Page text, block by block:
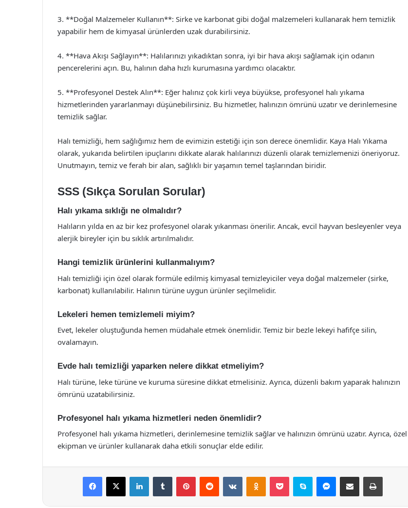
3. **Doğal Malzemeler Kullanın**: Sirke ve karbonat gibi doğal malzemeleri kullanarak hem temizlik
yapabilir hem de kimyasal ürünlerden uzak durabilirsiniz.
4. **Hava Akışı Sağlayın**: Halılarınızı yıkadıktan sonra, iyi bir hava akışı sağlamak için odanın
pencerelerini açın. Bu, halının daha hızlı kurumasına yardımcı olacaktır.
5. **Profesyonel Destek Alın**: Eğer halınız çok kirli veya büyükse, profesyonel halı yıkama
hizmetlerinden yararlanmayı düşünebilirsiniz. Bu hizmetler, halınızın ömrünü uzatır ve derinlemesine
temizlik sağlar.
Halı temizliği, hem sağlığımız hem de evimizin estetiği için son derece önemlidir. Kaya Halı Yıkama
olarak, yukarıda belirtilen ipuçlarını dikkate alarak halılarınızı düzenli olarak temizlemenizi öneriyoruz.
Unutmayın, temiz ve ferah bir alan, sağlıklı bir yaşamın temel taşlarından biridir.
SSS (Sıkça Sorulan Sorular)
Halı yıkama sıklığı ne olmalıdır?
Halıların yılda en az bir kez profesyonel olarak yıkanması önerilir. Ancak, evcil hayvan besleyenler veya
alerjik bireyler için bu sıklık artırılmalıdır.
Hangi temizlik ürünlerini kullanmalıyım?
Halı temizliği için özel olarak formüle edilmiş kimyasal temizleyiciler veya doğal malzemeler (sirke,
karbonat) kullanılabilir. Halının türüne uygun ürünler seçilmelidir.
Lekeleri hemen temizlemeli miyim?
Evet, lekeler oluştuğunda hemen müdahale etmek önemlidir. Temiz bir bezle lekeyi hafifçe silin,
ovalamayın.
Evde halı temizliği yaparken nelere dikkat etmeliyim?
Halı türüne, leke türüne ve kuruma süresine dikkat etmelisiniz. Ayrıca, düzenli bakım yaparak halınızın
ömrünü uzatabilirsiniz.
Profesyonel halı yıkama hizmetleri neden önemlidir?
Profesyonel halı yıkama hizmetleri, derinlemesine temizlik sağlar ve halınızın ömrünü uzatır. Ayrıca, özel
ekipman ve ürünler kullanarak daha etkili sonuçlar elde edilir.
Facebook
X LinkedInTumblr PinterestReddit VKontakteOdnoklassniki
Pocket Skype Messenger
E-Posta ile paylaş Yazdır